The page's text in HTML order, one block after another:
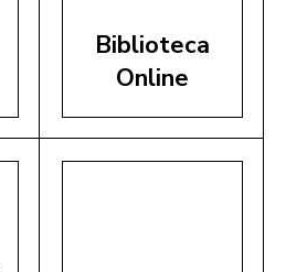
Biblioteca
Online